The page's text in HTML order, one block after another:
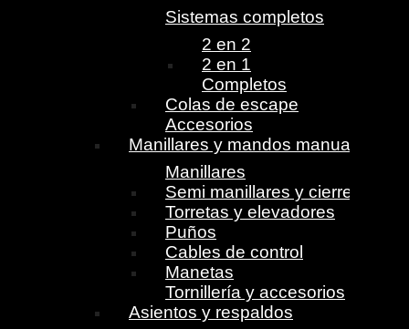
Sistemas completos
2 en 2
2 en 1
Completos
Colas de escape
Accesorios
Manillares y mandos manuales
Manillares
Semi manillares y cierres
Torretas y elevadores
Puños
Cables de control
Manetas
Tornillería y accesorios
Asientos y respaldos